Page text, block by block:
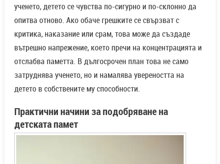
ученето, детето се чувства по-сигурно и по-склонно да
опитва отново. Ако обаче грешките се свързват с
критика, наказание или срам, това може да създаде
вътрешно напрежение, което пречи на концентрацията и
отслабва паметта. В дългосрочен план това не само
затруднява ученето, но и намалява увереността на
детето в собствените му способности.
Практични начини за подобряване на
детската памет